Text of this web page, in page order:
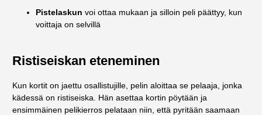
Pistelaskun voi ottaa mukaan ja silloin peli päättyy, kun
voittaja on selvillä
Ristiseiskan eteneminen
Kun kortit on jaettu osallistujille, pelin aloittaa se pelaaja, jonka
kädessä on ristiseiska. Hän asettaa kortin pöytään ja
ensimmäinen pelikierros pelataan niin, että pyritään saamaan